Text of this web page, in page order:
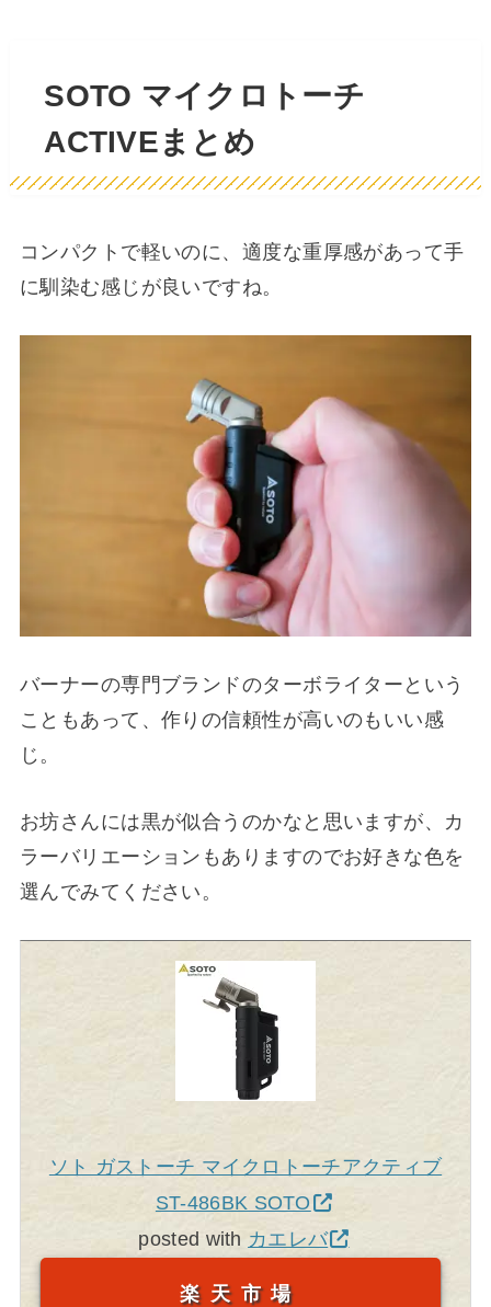
SOTO マイクロトーチ
ACTIVEまとめ
コンパクトで軽いのに、適度な重厚感があって手
に馴染む感じが良いですね。
バーナーの専門ブランドのターボライターという
こともあって、作りの信頼性が高いのもいい感
じ。
お坊さんには黒が似合うのかなと思いますが、カ
ラーバリエーションもありますのでお好きな色を
選んでみてください。
ソト ガストーチ マイクロトーチアクティブ
ST-486BK SOTO
posted with カエレバ
楽天市場